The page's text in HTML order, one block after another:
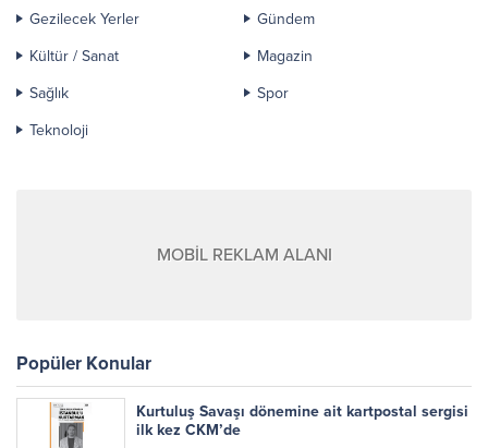
Gezilecek Yerler
Gündem
Kültür / Sanat
Magazin
Sağlık
Spor
Teknoloji
MOBİL REKLAM ALANI
Popüler Konular
Kurtuluş Savaşı dönemine ait kartpostal sergisi
ilk kez CKM’de